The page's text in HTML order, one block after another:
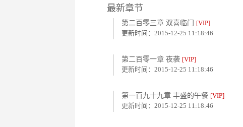
最新章节
第二百零三章 双喜临门 [VIP]
更新时间：2015-12-25 11:18:46
第二百零一章 夜袭 [VIP]
更新时间：2015-12-25 11:18:46
第一百九十九章 丰盛的午餐 [VIP]
更新时间：2015-12-25 11:18:46